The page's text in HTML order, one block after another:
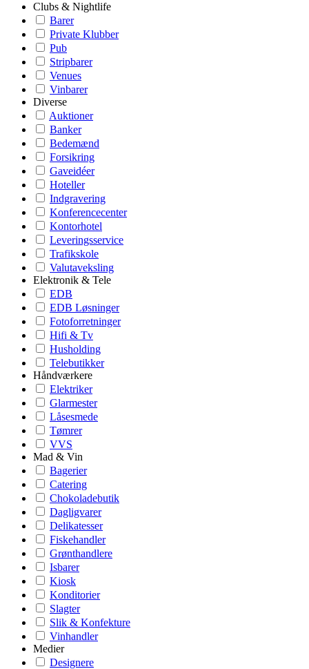
Clubs & Nightlife
Barer
Private Klubber
Pub
Stripbarer
Venues
Vinbarer
Diverse
Auktioner
Banker
Bedemænd
Forsikring
Gaveidéer
Hoteller
Indgravering
Konferencecenter
Kontorhotel
Leveringsservice
Trafikskole
Valutaveksling
Elektronik & Tele
EDB
EDB Løsninger
Fotoforretninger
Hifi & Tv
Husholding
Telebutikker
Håndværkere
Elektriker
Glarmester
Låsesmede
Tømrer
VVS
Mad & Vin
Bagerier
Catering
Chokoladebutik
Dagligvarer
Delikatesser
Fiskehandler
Grønthandlere
Isbarer
Kiosk
Konditorier
Slagter
Slik & Konfekture
Vinhandler
Medier
Designere